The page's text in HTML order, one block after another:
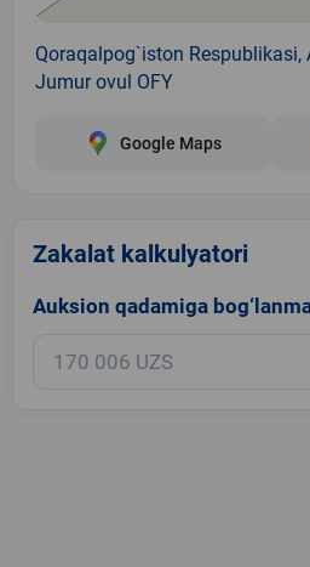
Qoraqalpog`iston
Jumur ovul OFY
Google Maps
Zakalat kalkulyatori
Auksion qadamiga